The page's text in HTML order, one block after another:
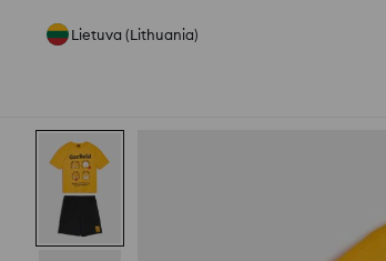
Lietuva (Lithuania)